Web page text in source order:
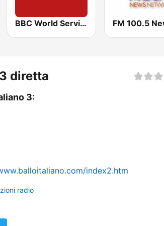
BBC World Service for Africa FM 100.5
diretta
3:
index2.htm
radio